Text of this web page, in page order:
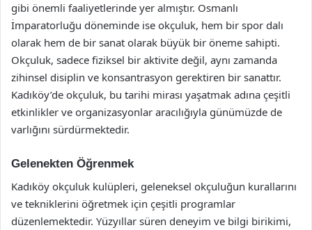
gibi önemli faaliyetlerinde yer almıştır. Osmanlı
İmparatorluğu döneminde ise okçuluk, hem bir spor dalı
olarak hem de bir sanat olarak büyük bir öneme sahipti.
Okçuluk, sadece fiziksel bir aktivite değil, aynı zamanda
zihinsel disiplin ve konsantrasyon gerektiren bir sanattır.
Kadıköy’de okçuluk, bu tarihi mirası yaşatmak adına çeşitli
etkinlikler ve organizasyonlar aracılığıyla günümüzde de
varlığını sürdürmektedir.
Gelenekten Öğrenmek
Kadıköy okçuluk kulüpleri, geleneksel okçuluğun kurallarını
ve tekniklerini öğretmek için çeşitli programlar
düzenlemektedir. Yüzyıllar süren deneyim ve bilgi birikimi,